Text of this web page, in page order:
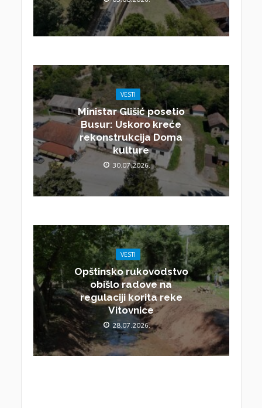
VESTI
Ministar Glišić posetio
Busur: Uskoro kreće
rekonstrukcija Doma
kulture
30.07.2026.
VESTI
Opštinsko rukovodstvo
obišlo radove na
regulaciji korita reke
Vitovnice
28.07.2026.